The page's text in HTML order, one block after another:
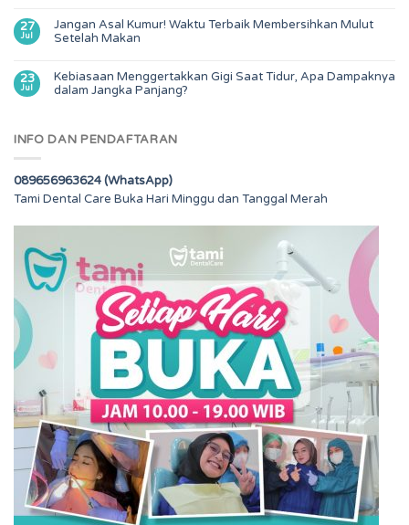
27
Jul
Jangan Asal Kumur! Waktu Terbaik Membersihkan Mulut
Setelah Makan
23
Jul
Kebiasaan Menggertakkan Gigi Saat Tidur, Apa Dampaknya
dalam Jangka Panjang?
INFO DAN PENDAFTARAN
089656963624 (WhatsApp)
Tami Dental Care Buka Hari Minggu dan Tanggal Merah